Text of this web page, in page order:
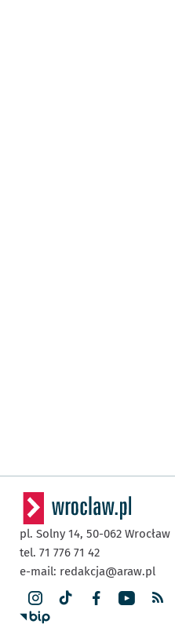
pl. Solny 14, 50-062 Wrocław
tel. 71 776 71 42
e-mail: redakcja@araw.pl